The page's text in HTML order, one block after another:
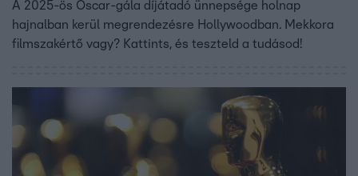
A 2025-ös Oscar-gála díjátadó ünnepsége holnap
hajnalban kerül megrendezésre Hollywoodban. Mekkora
filmszakértő vagy? Kattints, és teszteld a tudásod!